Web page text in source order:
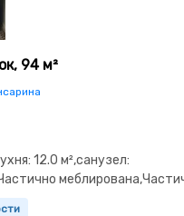
94 м²
12.0 м²,санузел:
окна